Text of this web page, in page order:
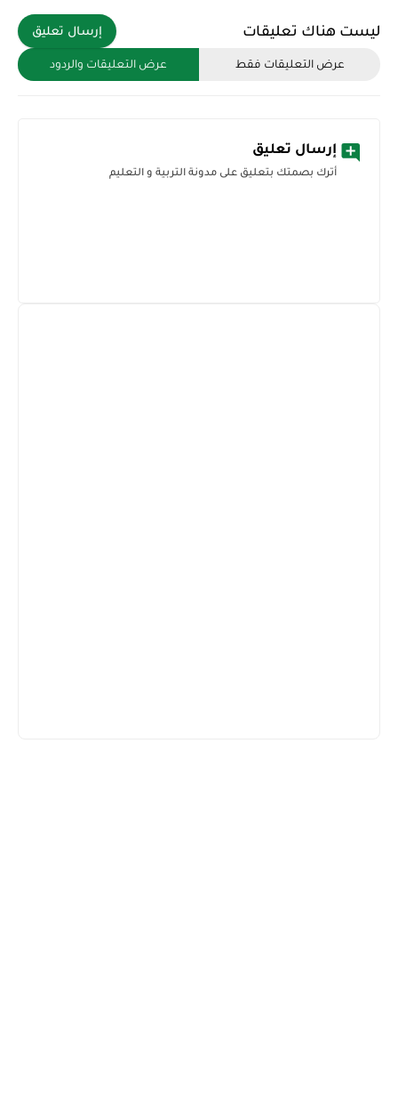
ليست هناك تعليقات إرسال تعليق
عرض التعليقات فقط عرض التعليقات والردود
إرسال تعليق
أترك بصمتك بتعليق على مدونة التربية و التعليم